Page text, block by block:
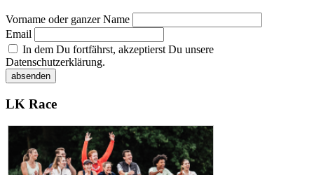
Vorname oder ganzer Name
Email
In dem Du fortfährst, akzeptierst Du unsere
Datenschutzerklärung.
LK Race